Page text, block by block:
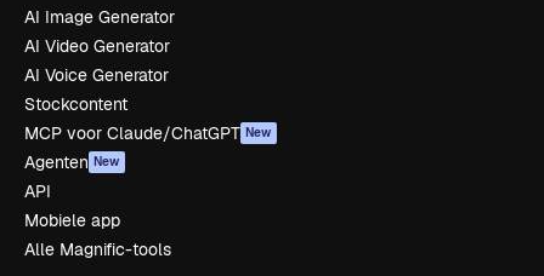
AI Image Generator
AI Video Generator
AI Voice Generator
Stockcontent
MCP voor Claude/ChatGPT New
Agenten New
API
Mobiele app
Alle Magnific-tools